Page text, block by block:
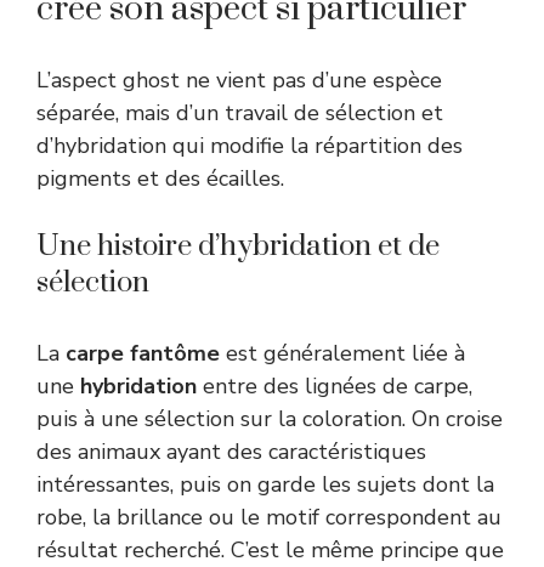
crée son aspect si particulier
L’aspect ghost ne vient pas d’une espèce
séparée, mais d’un travail de sélection et
d’hybridation qui modifie la répartition des
pigments et des écailles.
Une histoire d’hybridation et de
sélection
La carpe fantôme est généralement liée à
une hybridation entre des lignées de carpe,
puis à une sélection sur la coloration. On croise
des animaux ayant des caractéristiques
intéressantes, puis on garde les sujets dont la
robe, la brillance ou le motif correspondent au
résultat recherché. C’est le même principe que